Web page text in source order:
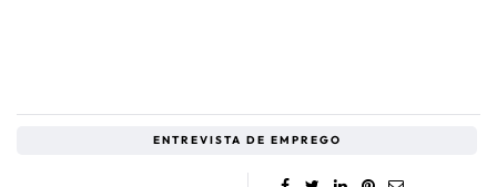
ENTREVISTA DE EMPREGO